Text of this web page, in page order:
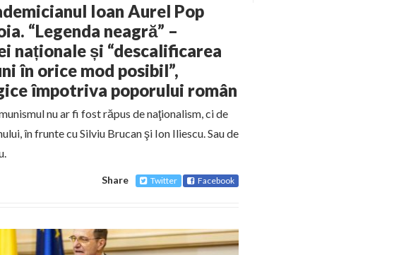
Ioan Aurel Pop
“Legenda neagră” –
naționale și “descalificarea
în orice mod posibil”,
împotriva poporului român
nu ar fi fost răpus de naţionalism, ci de
în frunte cu Silviu Brucan şi Ion Iliescu. Sau de
Share Twitter Facebook